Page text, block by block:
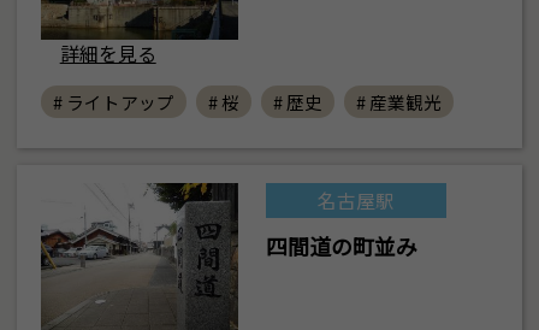
詳細を見る
# ライトアップ # 桜 # 歴史 # 産業観光
名古屋駅
四間道の町並み